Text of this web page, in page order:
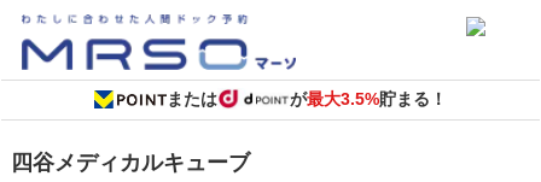
または が最大3.5%貯まる！
四谷メディカルキューブ